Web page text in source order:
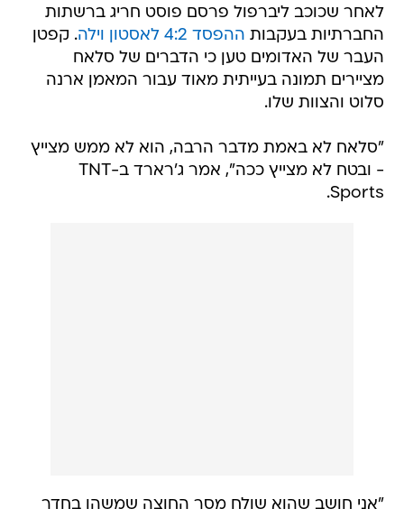
לאחר שכוכב ליברפול פרסם פוסט חריג ברשתות
החברתיות בעקבות ההפסד 4:2 לאסטון וילה
. קפטן
העבר של האדומים טען כי הדברים של סלאח
מציירים תמונה בעייתית מאוד עבור המאמן ארנה
סלוט והצוות שלו.
"סלאח לא באמת מדבר הרבה, הוא לא ממש מצייץ
- ובטח לא מצייץ ככה", אמר ג'רארד ב-TNT
Sports.
"אני חושב שהוא שולח מסר החוצה שמשהו בחדר